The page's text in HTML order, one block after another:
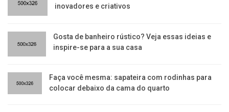
inovadores e criativos
Gosta de banheiro rústico? Veja essas ideias e
inspire-se para a sua casa
Faça você mesma: sapateira com rodinhas para
colocar debaixo da cama do quarto